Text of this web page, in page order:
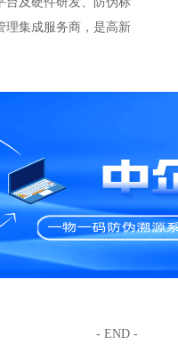
理集成服务商，是高新
- END -